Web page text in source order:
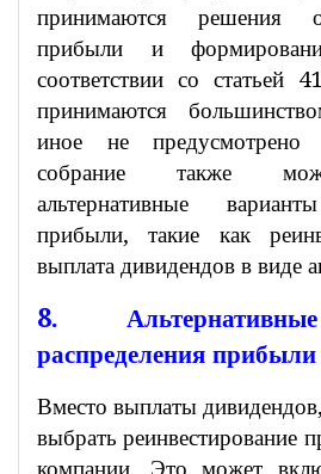
принимаются решения о
прибыли и
соответствии со статьей
принимаются
иное не предусмотрено
собрание также
альтернативные
прибыли, такие как
выплата дивидендов в виде
8.
распределения прибыли
Вместо выплаты
выбрать реинвестирование
компании. Это может